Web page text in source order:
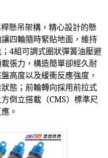
懸吊架構，精心設計的懸
四輪隨時緊貼地面，維持
4組可調式圈狀彈簧油壓避
張力，構造簡單卻經久耐
高度以及緩衝反應強度，
態；前輪轉向採用前拉式
倒立搭載（CMS）標準尺
。